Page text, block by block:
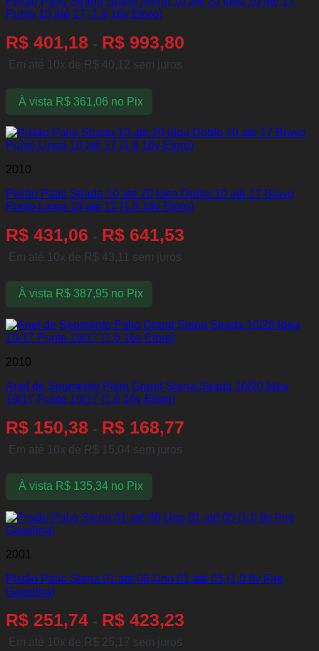
Punto 10 até 17 (1.6 16v Etorq)
R$ 401,18 - R$ 993,80
Em até 10x de R$ 40,12 sem juros
À vista R$361,06 no Pix
2010
Pistão Palio Strada 10 até 20 Idea Doblo 10 até 17 Bravo
Punto Linea 10 até 17 (1.8 16v Etorq)
R$ 431,06 - R$ 641,53
Em até 10x de R$ 43,11 sem juros
À vista R$387,95 no Pix
2010
Anel de Segmento Palio Grand Siena Strada 10/20 Idea
10/17 Punto 10/17 (1.6 16v Etorq)
R$ 150,38 - R$ 168,77
Em até 10x de R$ 15,04 sem juros
À vista R$135,34 no Pix
2001
Pistão Palio Siena 01 até 06 Uno 01 até 05 (1.0 8v Fire
Gasolina)
R$ 251,74 - R$ 423,23
Em até 10x de R$ 25,17 sem juros